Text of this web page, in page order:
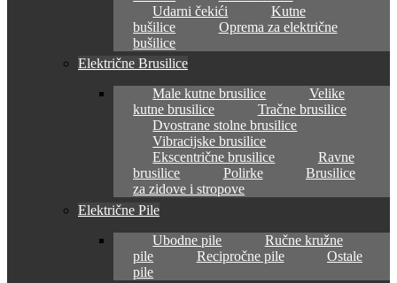
Udarni čekići
Kutne
bušilice
Oprema za električne
bušilice
Električne Brusilice
Male kutne brusilice
Velike
kutne brusilice
Tračne brusilice
Dvostrane stolne brusilice
Vibracijske brusilice
Ekscentrične brusilice
Ravne
brusilice
Polirke
Brusilice
za zidove i stropove
Električne Pile
Ubodne pile
Ručne kružne
pile
Recipročne pile
Ostale
pile